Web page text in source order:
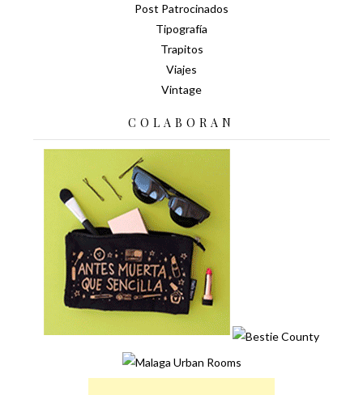
Post Patrocinados
Tipografía
Trapitos
Viajes
Vintage
COLABORAN